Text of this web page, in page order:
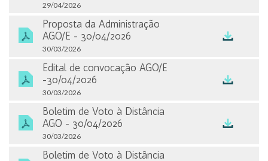
29/04/2026
Proposta da Administração
AGO/E - 30/04/2026
30/03/2026
Edital de convocação AGO/E
-30/04/2026
30/03/2026
Boletim de Voto à Distância
AGO - 30/04/2026
30/03/2026
Boletim de Voto à Distância